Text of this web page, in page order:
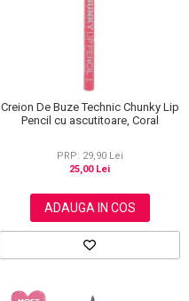
Creion De Buze Technic Chunky Lip
Pencil cu ascutitoare, Coral
PRP: 29,90 Lei
25,00 Lei
ADAUGA IN COS